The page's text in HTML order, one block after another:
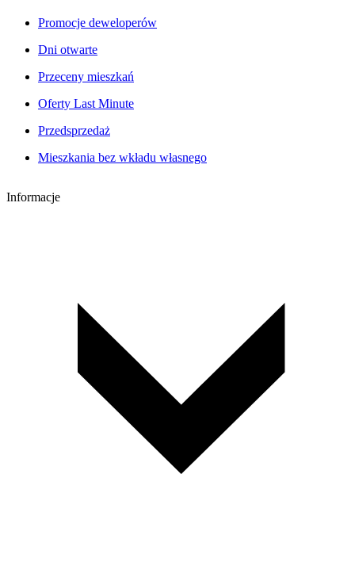
Promocje deweloperów
Dni otwarte
Przeceny mieszkań
Oferty Last Minute
Przedsprzedaż
Mieszkania bez wkładu własnego
Informacje